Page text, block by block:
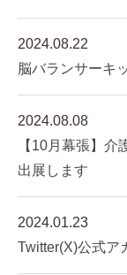
2024.08.22
脳バランサーキ
2024.08.08
【10月幕張】
出展します
2024.01.23
Twitter(X)公式ア